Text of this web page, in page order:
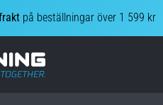
på beställningar över 1 599 kr
Top4Running.se